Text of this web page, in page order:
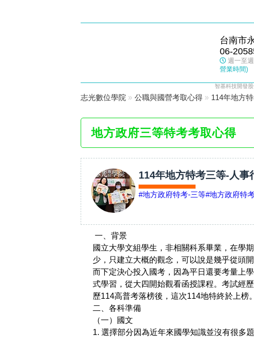
台南市
06-
週一至
營業時間)
智基科技開發
志光數位學院 » 公職與國營考取心得 » 114年地方
地方政府三等特考考取心得
114年地方特考三等-人
#地方政府特考-三等#地方政府特
一、背景
國立大學文組學生，非相關科系畢業，在學
少，只建立大概的觀念，可以說是幾乎從頭
而下定決心投入國考，因為平日還要考量上
式學習，從大四開始觀看函授課程。考試經
歷114高普考落榜後，這次114地特終於上榜。
二、各科準備
（一）國文
1. 選擇部分因為近年來國學知識並沒有很多